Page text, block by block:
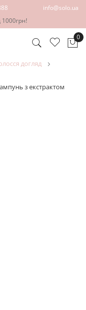
info@solo.ua
1000грн!
0
догляд
з екстрактом